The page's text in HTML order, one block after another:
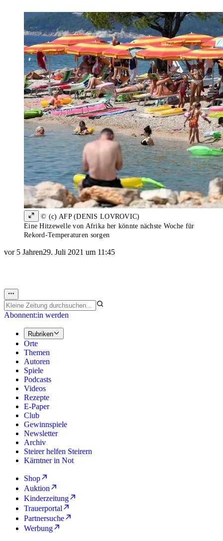
© (c) AFP (DENIS LOVROVIC)
Eine Hitzewelle von Afrika her könnte nächste Woche für
Rekord-Temperaturen sorgen
vor 5 Jahren29. Juli 2021 um 11:45
Abonnent:in werden
Rubriken
Orte
Themen
Autoren
Spiele
Podcasts
Videos
Rezepte
E-Paper
Club
Gewinnspiele
Newsletter
Archiv
Steirer helfen Steirern
Kärntner in Not
Shop
Auktion
Kinderzeitung
Trauerportal
Partnersuche
Werbung